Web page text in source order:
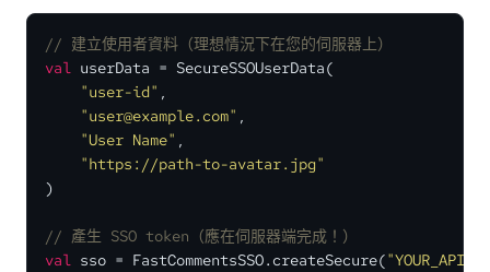
// 建立使用者資料（理想情況下在您的伺服器上）
val userData = SecureSSOUserData(
"user-id" ,
"user@example.com" ,
"User Name" ,
"https://path-to-avatar.jpg"
)
// 產生 SSO token（應在伺服器端完成！）
val sso = FastCommentsSSO.createSecure(